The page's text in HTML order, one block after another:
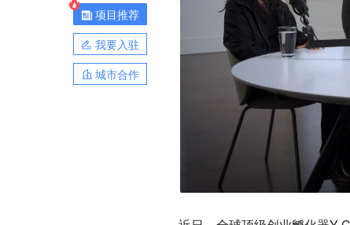
项目推荐
我要入驻
城市合作